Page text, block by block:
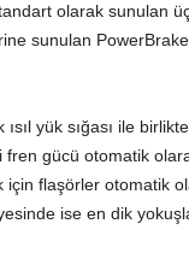
olarak sunulan
sunulan
yük sığası ile
fren gücü otomatik
flaşörler otomatik
ise en dik